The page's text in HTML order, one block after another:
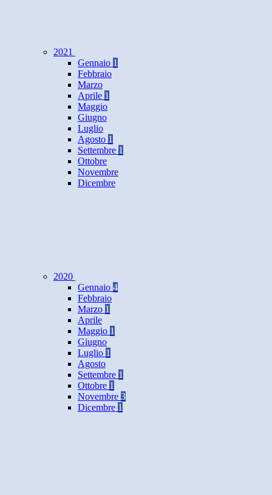
2021
Gennaio 1
Febbraio
Marzo
Aprile 1
Maggio
Giugno
Luglio
Agosto 1
Settembre 1
Ottobre
Novembre
Dicembre
2020
Gennaio 4
Febbraio
Marzo 1
Aprile
Maggio 1
Giugno
Luglio 1
Agosto
Settembre 1
Ottobre 1
Novembre 3
Dicembre 1